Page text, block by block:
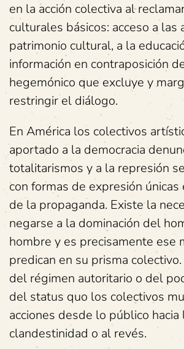
en la acción colectiva al
culturales básicos: acceso a las
patrimonio cultural, a la
información en contraposición
hegemónico que excluye y
restringir el diálogo.
En América los colectivos
aportado a la democracia
totalitarismos y a la represión
con formas de expresión
de la propaganda. Existe la
negarse a la dominación del
hombre y es precisamente ese
predican en su prisma
del régimen autoritario o del
del status quo los colectivos
acciones desde lo público hacia
clandestinidad o al revés.